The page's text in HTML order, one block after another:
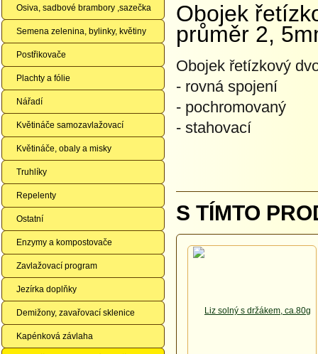
Osiva, sadbové brambory ,sazečka
Semena zelenina, bylinky, květiny
Postřikovače
Plachty a fólie
Nářadí
Květináče samozavlažovací
Květináče, obaly a misky
Truhlíky
Repelenty
Ostatní
Enzymy a kompostovače
Zavlažovací program
Jezírka doplňky
Demižony, zavařovací sklenice
Kapénková závlaha
Obojek
průměr 2,
Obojek řetízkový
- rovná spojení
- pochromovaný
- stahovací
S TÍMTO